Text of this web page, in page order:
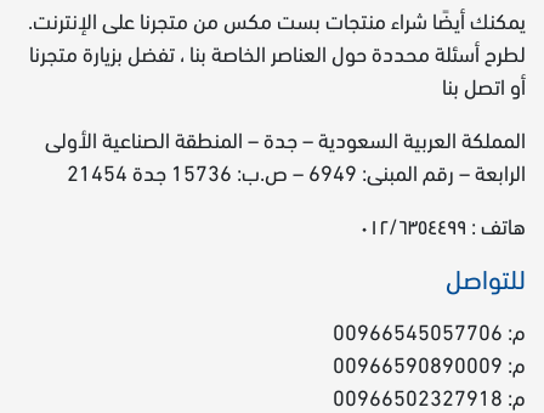
يمكنك أيضًا شراء منتجات بست مكس من متجرنا على الإنترنت.
لطرح أسئلة محددة حول العناصر الخاصة بنا ، تفضل بزيارة متجرنا
أو اتصل بنا
المملكة العربية السعودية – جدة – المنطقة الصناعية الأولى
الرابعة – رقم المبنى: 6949 – ص.ب: 15736 جدة 21454
هاتف : ٠١٢/٦٣٥٤٤٩٩
للتواصل
م: 00966545057706
م: 00966590890009
م: 00966502327918